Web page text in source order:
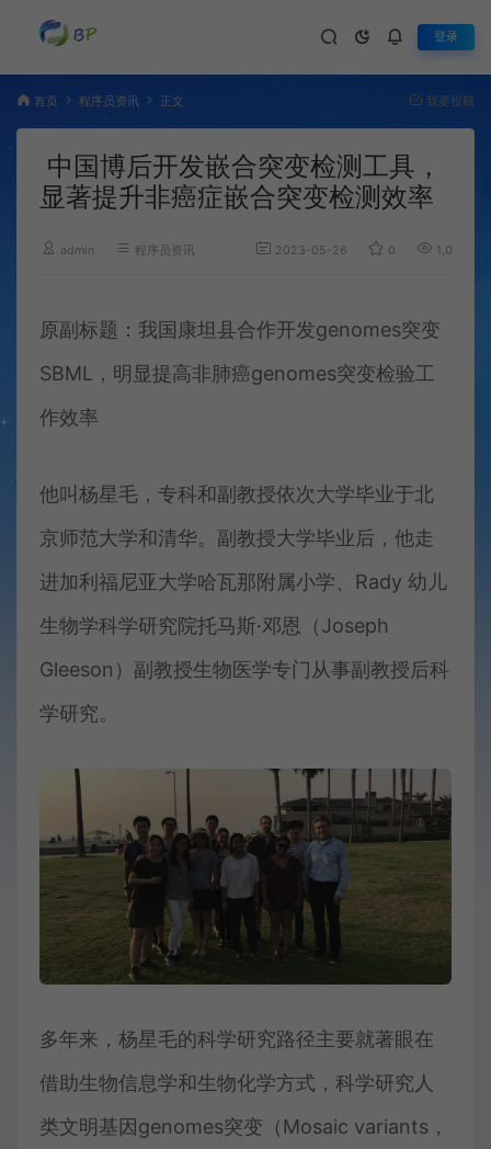
登录
首页 程序员资讯 正文 我要投稿
中国博后开发嵌合突变检测工具，
显著提升非癌症嵌合突变检测效率
admin 程序员资讯 2023-05-26 0 1,043
原副标题：我国康坦县合作开发genomes突变
SBML，明显提高非肺癌genomes突变检验工
作效率
他叫杨星毛，专科和副教授依次大学毕业于北
京师范大学和清华。副教授大学毕业后，他走
进加利福尼亚大学哈瓦那附属小学、Rady 幼儿
生物学科学研究院托马斯·邓恩（Joseph
Gleeson）副教授生物医学专门从事副教授后科
学研究。
多年来，杨星毛的科学研究路径主要就著眼在
借助生物信息学和生物化学方式，科学研究人
类文明基因genomes突变（Mosaic variants，